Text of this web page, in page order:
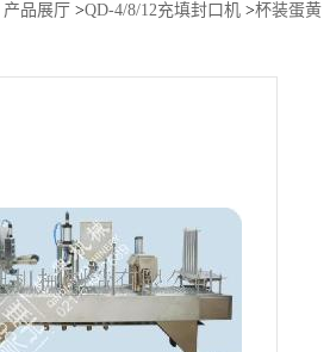
产品展厅 >QD-4/8/12充填封口机 >杯装蛋黄